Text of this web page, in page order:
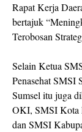
Rapat Kerja
bertajuk
Terobosan
Selain Ketua
Penasehat SMSI
Sumsel itu juga
OKI, SMSI Kota
dan SMSI